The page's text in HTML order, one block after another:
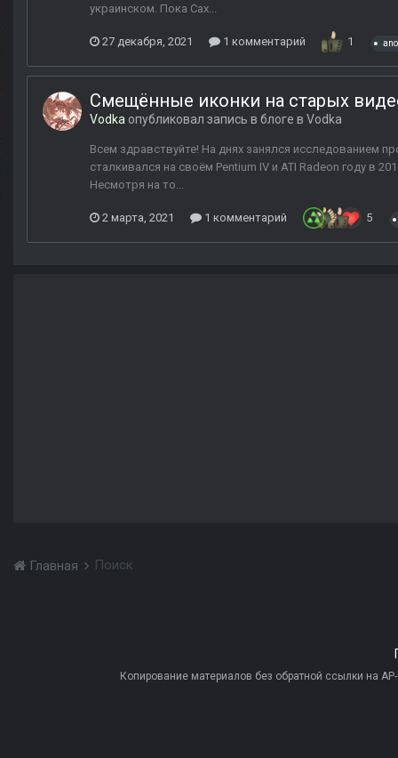
украинском. Пока Сах...
27 декабря, 2021 1 комментарий 1
Смещённые иконки на старых
Vodka опубликовал запись в блоге в Vodka
Всем здравствуйте! На днях занялся исследованием
сталкивался на своём Pentium IV и ATI Radeon году в
Несмотря на то...
2 марта, 2021 1 комментарий 5
Главная Поиск
Копирование материалов без обратной ссылки на